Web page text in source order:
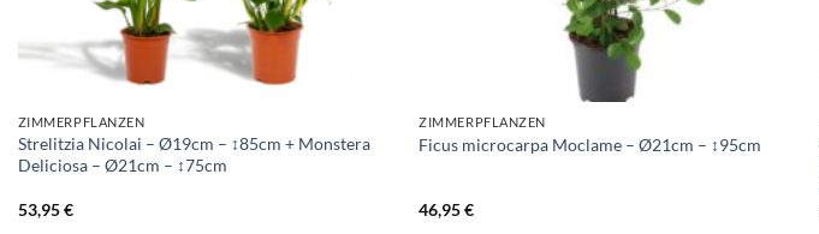
ZIMMERPFLANZEN
Strelitzia Nicolai – Ø19cm – ↕85cm + Monstera
Deliciosa – Ø21cm – ↕75cm
53,95€
ZIMMERPFLANZEN
Ficus microcarpa Moclame – Ø21cm – ↕95cm
46,95€